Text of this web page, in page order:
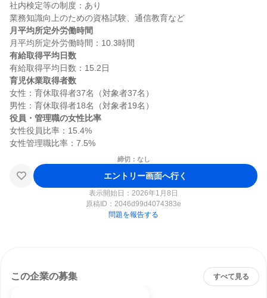
社内検定等の制度：あり
月平均所定外労働時間
有給取得平均日数
育児休業取得者数
女性：育休取得者37名（対象者37名）
役員・管理職の女性比率
女性役員比率：15.4%
締切：なし
エントリー画面へ行く
表示開始日：2026年1月8日
原稿ID： 2046d99d4074383e
問題を報告する
この企業の募集 すべて見る